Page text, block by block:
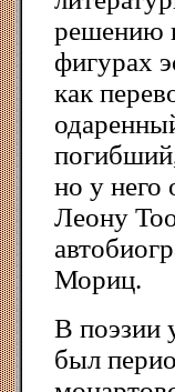
решению
фигурах
как
но у него
Леону
Мориц.
В поэзии
был